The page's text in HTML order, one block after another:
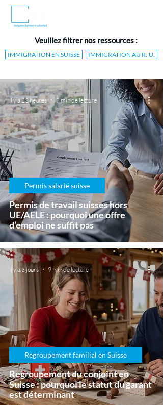
Veuillez filtrer nos ressources :
IMMIGRATION EN SUISSE IMMIGRATION AU R.-U.
Permis de travail suisses hors
UE/AELE : pourquoi une offre
d’emploi ne suffit pas
Permis salarié suisse
il y a 23 heures 7 min de lecture
Regroupement du conjoint en
Suisse : pourquoi le statut du garant
est déterminant
Regroupement familial en Suisse
il y a 3 jours 9 min de lecture